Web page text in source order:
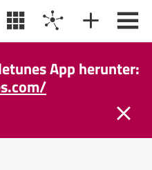
App herunter: